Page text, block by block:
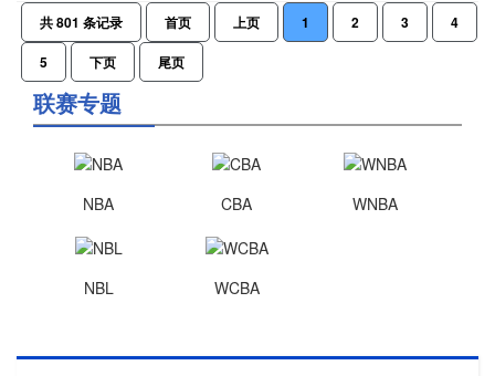
共801 条记录 首页 上页 1 2 3
4
5
下页 尾页
联赛专题
NBA CBA WNBA
NBL WCBA